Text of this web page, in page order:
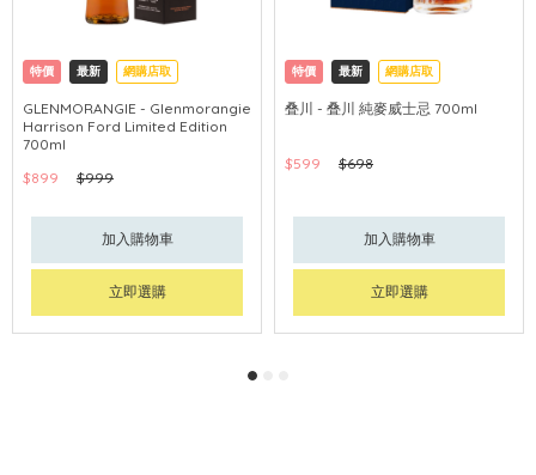
特價 最新 網購店取
GLENMORANGIE - Glenmorangie
Harrison Ford Limited Edition
700ml
$899
$999
加入購物車
立即選購
特價 最新 網購店取
叠川 - 叠川 純麥威士忌 700ml
$599 $698
加入購物車
立即選購